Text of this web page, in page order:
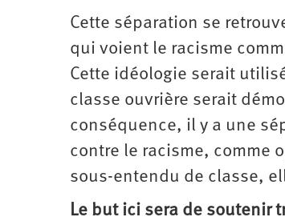
Cette séparation se
qui voient le racisme
Cette idéologie serait
classe ouvrière serait
conséquence, il y a une
contre le racisme, comme
sous-entendu de classe,
Le but ici sera de soutenir